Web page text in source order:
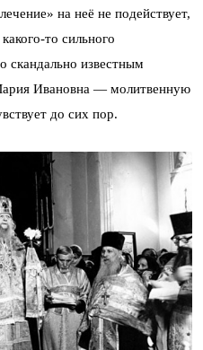
на неё не подействует,
то сильного
скандально известным
Ивановна — молитвенную
до сих пор.